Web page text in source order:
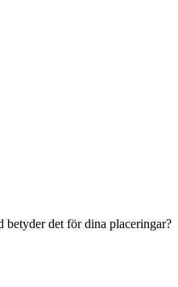
betyder det för dina placeringar?